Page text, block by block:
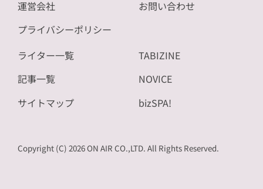
運営会社
プライバシーポリシー
お問い合わせ
ライター一覧
記事一覧
サイトマップ
TABIZINE
NOVICE
bizSPA!
Copyright (C) 2026 ON AIR CO.,LTD. All Rights Reserved.